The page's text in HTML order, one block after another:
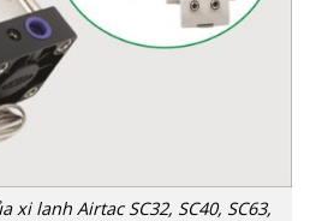
xi lanh Airtac SC32, SC40, SC63,